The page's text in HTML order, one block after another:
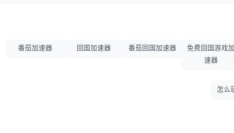
番茄加速器 回国加速器 番茄回国加速器
免费回国游戏加
速器
怎么